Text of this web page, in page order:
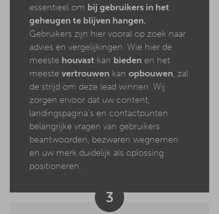
essentieel om bij gebruikers in het
geheugen te blijven hangen.
Gebruikers zijn hier vooral op zoek naar
advies en vergelijkingen. Wie hier de
meeste houvast kan bieden en het
meeste vertrouwen kan opbouwen, zal
de strijd om deze lead winnen. Wij
zorgen ervoor dat uw content,
landingspagina’s en contactpunten
belangrijke vragen van gebruikers
beantwoorden, bezwaren wegnemen
en uw merk duidelijk als oplossing
positioneren.
3